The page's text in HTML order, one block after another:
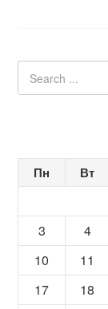
Пн Вт
3
4
10
11
17
18